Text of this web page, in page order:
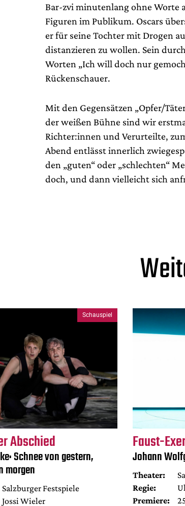
Bar-zvi minutenlang ohne
Figuren im Publikum. Oscars
er für seine Tochter mit Drogen
distanzieren zu wollen. Sein
Worten „Ich will doch nur
Rückenschauer.
Mit den Gegensätzen „Opfer/
der weißen Bühne sind wir
Richter:innen und Verurteilte,
Abend entlässt innerlich
den „guten“ oder „schlechten“
doch, und dann vielleicht sich
Schauspiel
Abschied
Schnee von gestern,
morgen
Salzburger Festspiele
Jossi Wieler
Faust-
Johann
Theater:
Regie:
Premiere: